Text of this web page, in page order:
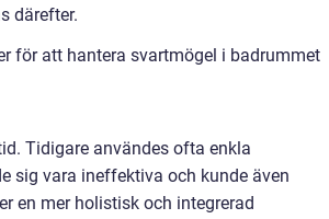
därefter.
för att hantera svartmögel i badrummet
Tidigare användes ofta enkla
sig vara ineffektiva och kunde även
en mer holistisk och integrerad